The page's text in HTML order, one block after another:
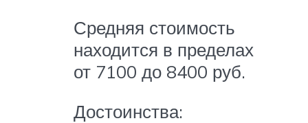
Средняя стоимость
находится в пределах
от 7100 до 8400 руб.
Достоинства: